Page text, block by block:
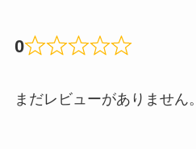
0
まだレビューがありません。